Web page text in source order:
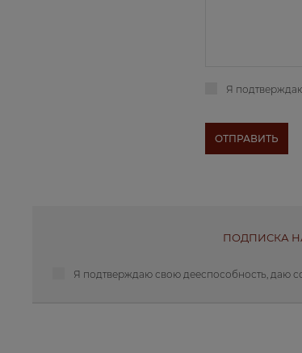
Я
ПОДПИСКА
Я подтверждаю свою дееспособность, даю